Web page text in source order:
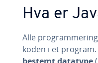
Hva er
Alle
koden i et